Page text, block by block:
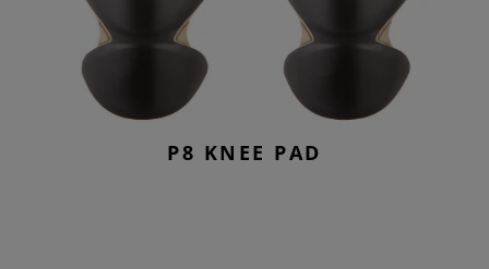
P8 KNEE PAD